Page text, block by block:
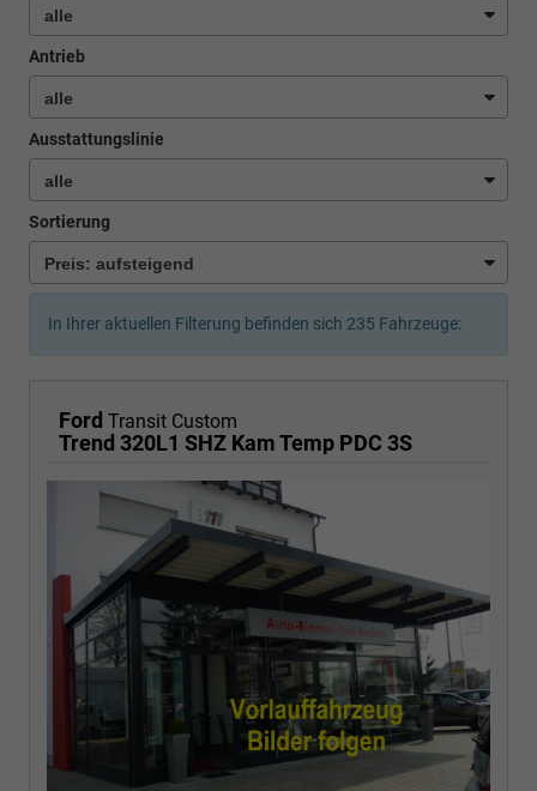
Antrieb
Ausstattungslinie
Sortierung
In Ihrer aktuellen Filterung befinden sich 235 Fahrzeuge:
Ford Transit Custom
Trend 320L1 SHZ Kam Temp PDC 3S